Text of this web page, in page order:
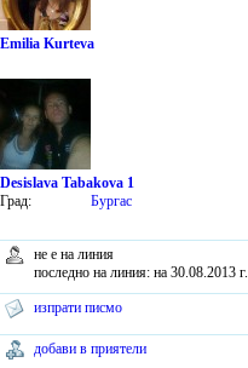
Emilia Kurteva
Desislava Tabakova 1
Град:
Бургас
не е на линия
последно на линия: на 30.08.2013 г.
изпрати писмо
добави в приятели